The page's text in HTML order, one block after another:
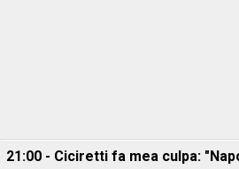
21:00 - Ciciretti fa mea culpa: